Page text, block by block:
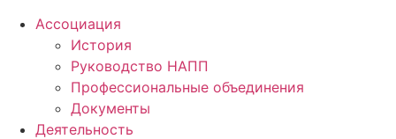
Ассоциация
История
Руководство НАПП
Профессиональные объединения
Документы
Деятельность